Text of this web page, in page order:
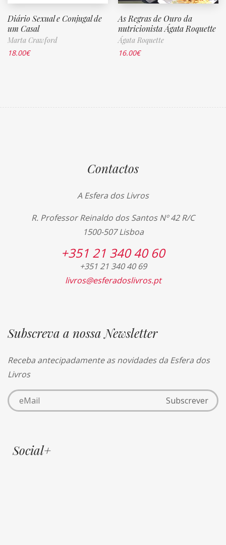
Diário Sexual e Conjugal de
um Casal
Marta Crawford
18.00€
As Regras de Ouro da
nutricionista Ágata Roquette
Ágata Roquette
16.00€
Contactos
A Esfera dos Livros
R. Professor Reinaldo dos Santos Nº 42 R/C
1500-507 Lisboa
+351 21 340 40 60
+351 21 340 40 69
livros@esferadoslivros.pt
Subscreva a nossa Newsletter
Receba antecipadamente as novidades da Esfera dos
Livros
Social+